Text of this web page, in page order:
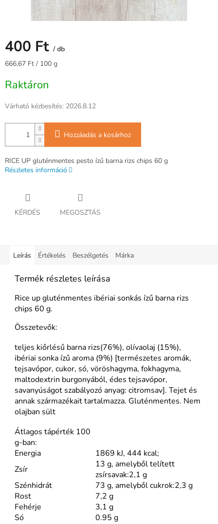
400 Ft / db
Egységár:
666,67 Ft / 100 g
Raktáron
Várható kézbesítés: 2026.8.12
Hozzáadás a kosárhoz
RICE UP gluténmentes pesto ízű barna rizs chips 60 g
Részletes információ
KÉRDÉS MEGOSZTÁS
Leírás Értékelés Beszélgetés Márka
Termék részletes leírása
Rice up gluténmentes ibériai sonkás ízű barna rizs
chips 60 g.
Összetevők:
teljes kiőrlésű barna rizs(76%), olívaolaj (15%),
ibériai sonka ízű aroma (9%) [természetes aromák,
tejsavópor, cukor, só, vöröshagyma, fokhagyma,
maltodextrin burgonyából, édes tejsavópor,
savanyúságot szabályozó anyag: citromsav]. Tejet és
annak származékait tartalmazza. Gluténmentes. Nem
olajban sült
Átlagos tápérték 100
g-ban:
Energia
1869 kJ, 444 kcal;
Zsír
13 g, amelyből telített
zsírsavak:2,1 g
Szénhidrát
73 g, amelyből cukrok:2,3 g
Rost
7,2 g
Fehérje
3,1 g
Só
0.95 g